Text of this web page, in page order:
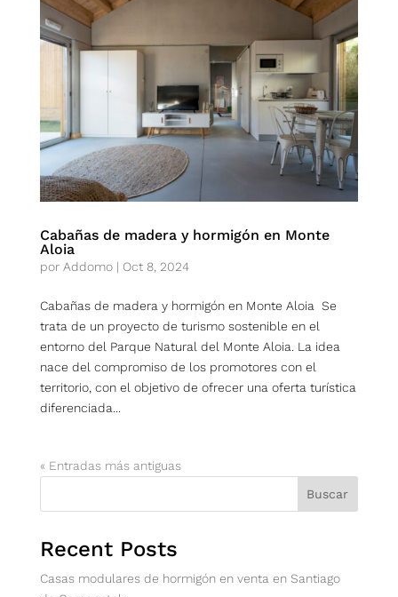
Cabañas de madera y hormigón en Monte
Aloia
por Addomo| Oct 8, 2024
Cabañas de madera y hormigón en Monte Aloia Se
trata de un proyecto de turismo sostenible en el
entorno del Parque Natural del Monte Aloia. La idea
nace del compromiso de los promotores con el
territorio, con el objetivo de ofrecer una oferta turística
diferenciada...
« Entradas más antiguas
Buscar
Recent Posts
Casas modulares de hormigón en venta en Santiago